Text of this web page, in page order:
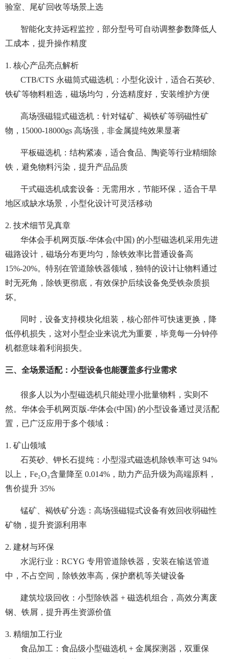
验室、尾矿回收等场景上选
智能化支持远程监控，部分型号可自动调整参数降低人
工成本，提升操作精度
1. 核心产品亮点解析
CTB/CTS 永磁筒式磁选机：小型化设计，适合石英砂、
铁矿等物料粗选，磁场均匀，分选精度好，安装维护方便
高场强磁辊式磁选机：针对锰矿、褐铁矿等弱磁性矿
物，15000-18000gs 高场强，非金属提纯效果显著
平板磁选机：结构紧凑，适合食品、陶瓷等行业精细除
铁，避免物料污染，提升产品品质
干式磁选机成套设备：无需用水，节能环保，适合干旱
地区或缺水场景，小型化设计可灵活移动
2. 技术细节见真章
华体会手机网页版-华体会(中国) 的小型磁选机采用先进
磁路设计，磁场分布更均匀，除铁效率比普通设备高
15%-20%。特别在管道除铁器领域，独特的设计让物料通过
时无死角，除铁更彻底，有效保护后续设备免受铁杂质损
坏。
同时，设备支持模块化组装，核心部件可快速更换，降
低停机损失，这对小型企业来说尤为重要，毕竟每一分钟停
机都意味着利润损失。
三、全场景适配：小型设备也能覆盖多行业需求
很多人以为小型磁选机只能处理小批量物料，实则不
然。华体会手机网页版-华体会(中国) 的小型设备通过灵活配
置，已广泛应用于多个领域：
1. 矿山领域
石英砂、钾长石提纯：小型湿式磁选机除铁率可达 94%
以上，Fe₂O₃含量降至 0.014%，助力产品升级为高端原料，
售价提升 35%
锰矿、褐铁矿分选：高场强磁辊式设备有效回收弱磁性
矿物，提升资源利用率
2. 建材与环保
水泥行业：RCYG 专用管道除铁器，安装在输送管道
中，不占空间，除铁效率高，保护磨机等关键设备
建筑垃圾回收：小型除铁器 + 磁选机组合，高效分离废
钢、铁屑，提升再生资源价值
3. 精细加工行业
食品加工：食品级小型磁选机 + 金属探测器，双重保